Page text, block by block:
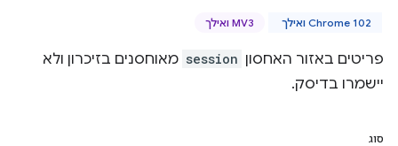
Chrome 102 ואילך MV3 ואילך
פריטים באזור האחסון session מאוחסנים בזיכרון ולא
יישמרו בדיסק.
סוג